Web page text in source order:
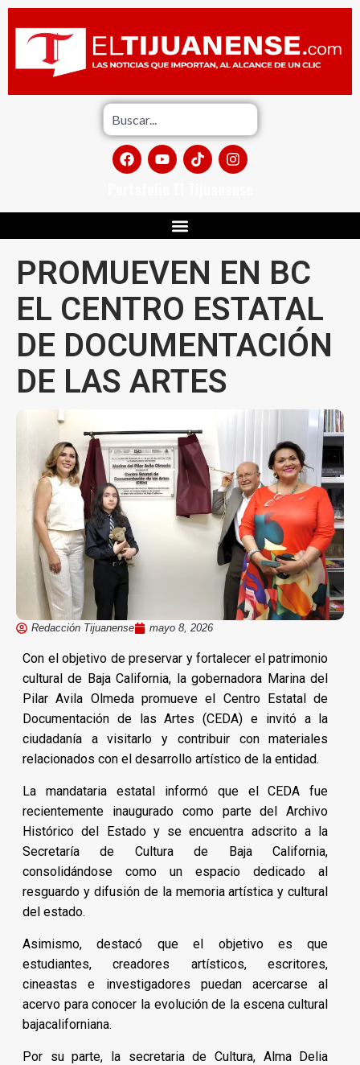
PROMUEVEN EN BC
EL CENTRO ESTATAL
DE DOCUMENTACIÓN
DE LAS ARTES
Redacción Tijuanense mayo 8, 2026
Con el objetivo de preservar y fortalecer el patrimonio
cultural de Baja California, la gobernadora Marina del
Pilar Avila Olmeda promueve el Centro Estatal de
Documentación de las Artes (CEDA) e invitó a la
ciudadanía a visitarlo y contribuir con materiales
relacionados con el desarrollo artístico de la entidad.
La mandataria estatal informó que el CEDA fue
recientemente inaugurado como parte del Archivo
Histórico del Estado y se encuentra adscrito a la
Secretaría de Cultura de Baja California,
consolidándose como un espacio dedicado al
resguardo y difusión de la memoria artística y cultural
del estado.
Asimismo, destacó que el objetivo es que
estudiantes, creadores artísticos, escritores,
cineastas e investigadores puedan acercarse al
acervo para conocer la evolución de la escena cultural
bajacaliforniana.
Por su parte, la secretaria de Cultura, Alma Delia